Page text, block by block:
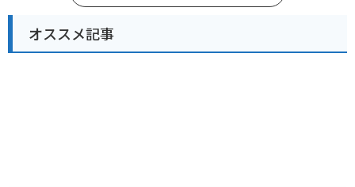
オススメ記事